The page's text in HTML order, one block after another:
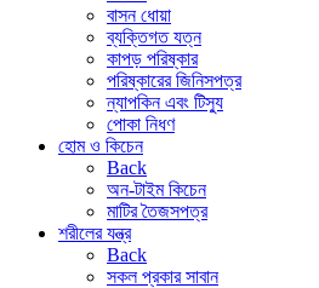
বাসন ধোয়া
ব্যক্তিগত যত্ন
কাপড় পরিষ্কার
পরিষ্কারের জিনিসপত্র
ন্যাপকিন এবং টিস্যু
পোকা নিধণ
হোম ও কিচেন
Back
অন-টাইম কিচেন
মাটির তৈজসপত্র
শরীলের যন্ত্র
Back
সকল প্রকার সাবান